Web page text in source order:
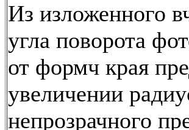
Из изложенного
угла поворота
от формч края
увеличении
непрозрачного